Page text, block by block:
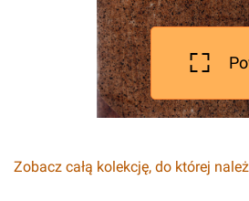
Zobacz całą kolekcję, do której